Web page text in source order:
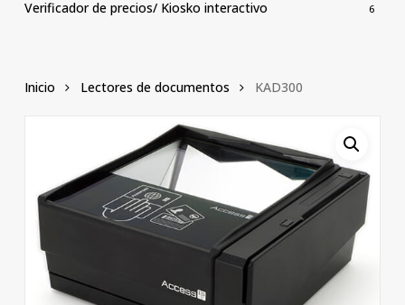
Verificador de precios/ Kiosko interactivo 6
Inicio Lectores de documentos KAD300